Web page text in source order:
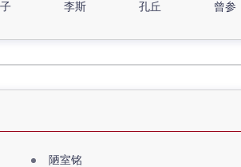
李斯 孔丘 曾参
陋室铭